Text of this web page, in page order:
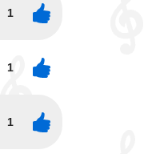
1
1
1